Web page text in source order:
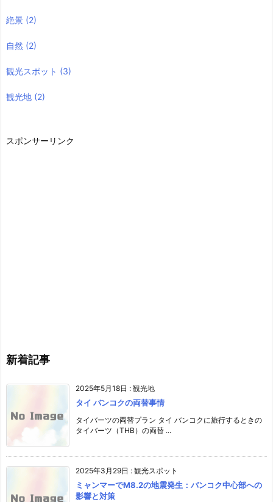
絶景 (2)
自然 (2)
観光スポット (3)
観光地 (2)
スポンサーリンク
新着記事
2025年5月18日 : 観光地
タイ バンコクの両替事情
タイバーツの両替プラン タイ バンコクに旅行するときの
タイバーツ（THB）の両替 ...
2025年3月29日 : 観光スポット
ミャンマーでM8.2の地震発生：バンコク中心部への
影響と対策